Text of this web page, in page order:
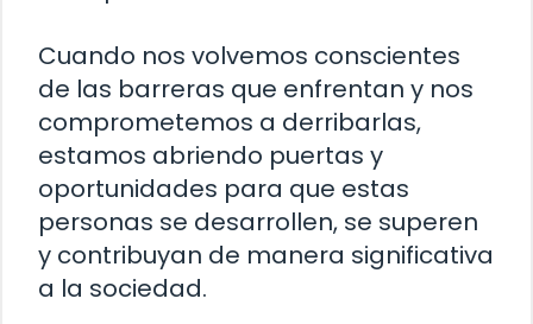
Cuando nos volvemos conscientes
de las barreras que enfrentan y nos
comprometemos a derribarlas,
estamos abriendo puertas y
oportunidades para que estas
personas se desarrollen, se superen
y contribuyan de manera significativa
a la sociedad.